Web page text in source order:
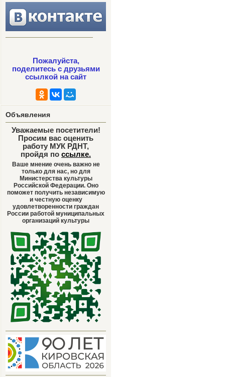
Пожалуйста,
поделитесь с друзьями
ссылкой на сайт
Объявления
Уважаемые посетители!
Просим вас оценить
работу МУК РДНТ,
пройдя по ссылке.
Ваше мнение очень важно не
только для нас, но для
Министерства культуры
Российской Федерации. Оно
поможет получить независимую
и честную оценку
удовлетворенности граждан
России работой муниципальных
организаций культуры